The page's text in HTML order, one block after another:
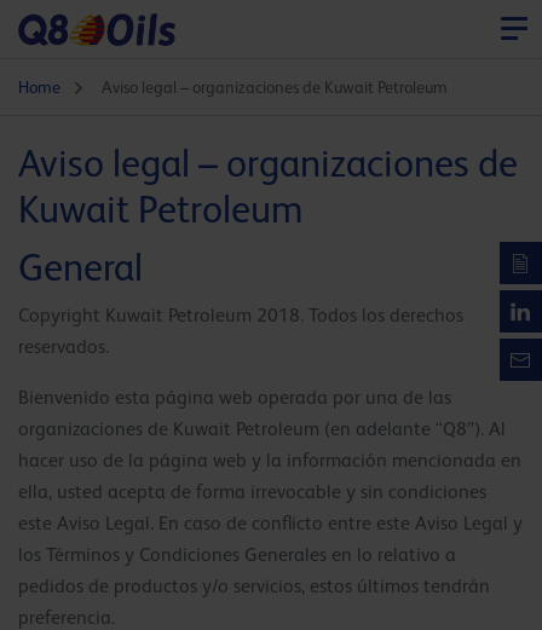
Home Aviso legal – organizaciones de Kuwait Petroleum
Aviso legal – organizaciones de
Kuwait Petroleum
General
Copyright Kuwait Petroleum 2018. Todos los derechos
reservados.
Bienvenido esta página web operada por una de las
organizaciones de Kuwait Petroleum (en adelante “Q8”). Al
hacer uso de la página web y la información mencionada en
ella, usted acepta de forma irrevocable y sin condiciones
este Aviso Legal. En caso de conflicto entre este Aviso Legal y
los Términos y Condiciones Generales en lo relativo a
pedidos de productos y/o servicios, estos últimos tendrán
preferencia.